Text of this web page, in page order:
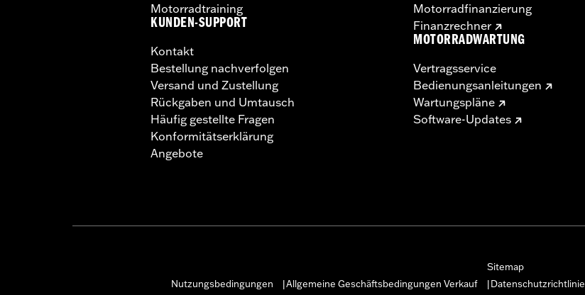
Motorradtraining
KUNDEN-SUPPORT
Kontakt
Bestellung nachverfolgen
Versand und Zustellung
Rückgaben und Umtausch
Häufig gestellte Fragen
Konformitätserklärung
Angebote
Motorradfinanzierung
Finanzrechner
MOTORRADWARTUNG
Vertragsservice
Bedienungsanleitungen
Wartungspläne
Software-Updates
Sitemap
Nutzungsbedingungen
Allgemeine Geschäftsbedingungen Verkauf Datenschutzrichtlinie